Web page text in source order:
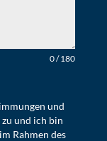
0 / 180
und
und ich bin
Rahmen des